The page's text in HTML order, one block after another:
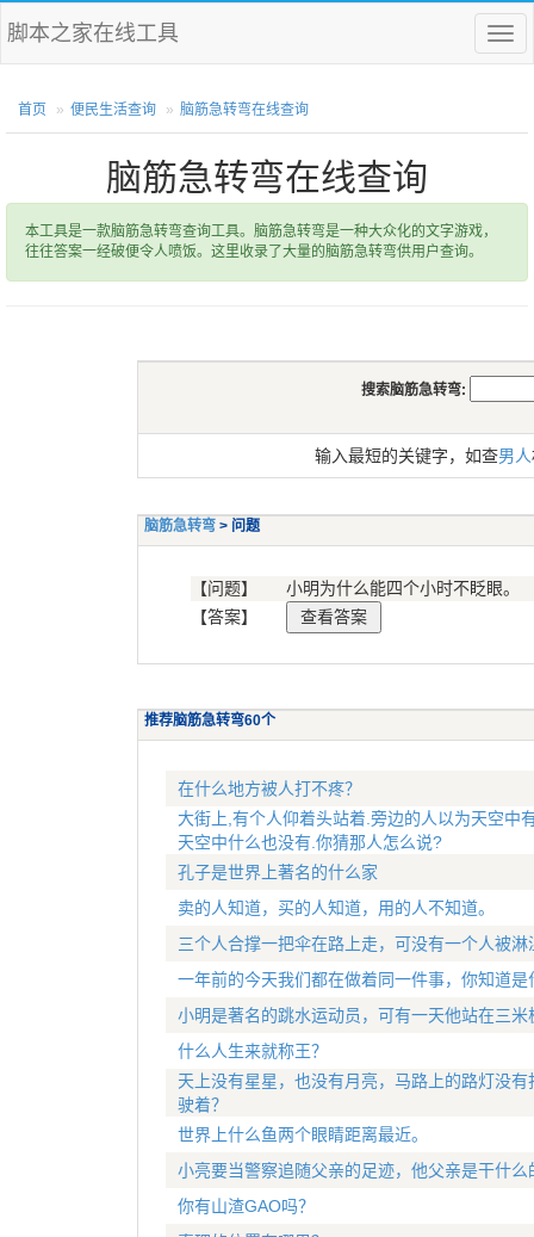
菜
单
脚本之家在线工具
首页 便民生活查询 脑筋急转弯在线查询
脑筋急转弯在线查询
本工具是一款脑筋急转弯查询工具。脑筋急转弯是一种大众化的文字游戏，
往往答案一经破便令人喷饭。这里收录了大量的脑筋急转弯供用户查询。
搜索脑筋急转弯:
输入最短的关键字，如查男人
脑筋急转弯 > 问题
【问题】
小明为什么能四个小时不眨眼。
【答案】
推荐脑筋急转弯60个
在什么地方被人打不疼？
大街上,有个人仰着头站着.旁边的人以为天空中
天空中什么也没有.你猜那人怎么说?
孔子是世界上著名的什么家
卖的人知道，买的人知道，用的人不知道。
三个人合撑一把伞在路上走，可没有一个人被淋
一年前的今天我们都在做着同一件事，你知道是
小明是著名的跳水运动员，可有一天他站在三
什么人生来就称王？
天上没有星星，也没有月亮，马路上的路灯没
驶着？
世界上什么鱼两个眼睛距离最近。
小亮要当警察追随父亲的足迹，他父亲是干什么
你有山渣GAO吗？